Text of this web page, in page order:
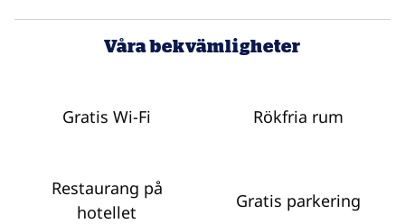
Våra bekvämligheter
Gratis Wi-Fi Rökfria rum
Restaurang på
hotellet
Gratis parkering